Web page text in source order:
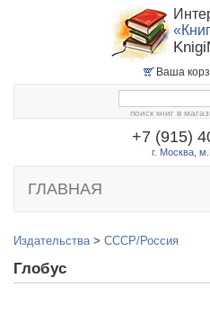
Ваша
поиск книг в
+7 (915)
г. Москва,
ГЛАВНАЯ
Издательства> СССР/Россия
Глобус